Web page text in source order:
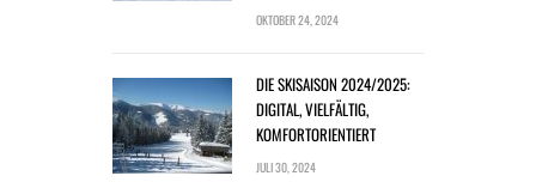
OKTOBER 24, 2024
DIE SKISAISON 2024/2025:
DIGITAL, VIELFÄLTIG,
KOMFORTORIENTIERT
JULI 30, 2024